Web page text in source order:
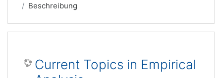
Beschreibung
Current Topics in Empirical